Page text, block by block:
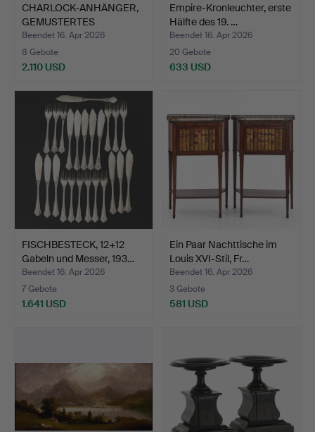
CHARLOCK-ANHÄNGER,
GEMUSTERTES
RELIEFDEKOR…
Beendet 16. Apr 2026
8 Gebote
2.110 USD
Empire-Kronleuchter, erste
Hälfte des 19. …
Beendet 16. Apr 2026
20 Gebote
633 USD
FISCHBESTECK, 12+12
Gabeln und Messer, 193…
Beendet 16. Apr 2026
7 Gebote
1.641 USD
Ein Paar Nachttische im
Louis XVI-Stil, Fr…
Beendet 16. Apr 2026
3 Gebote
581 USD